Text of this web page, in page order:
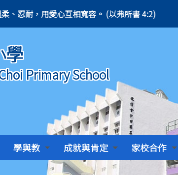
耐，用愛心互相寬容。 (以弗所書 4:2)
學
Primary School
學與教 成就與肯定 家校合作